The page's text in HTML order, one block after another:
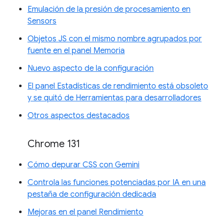
Emulación de la presión de procesamiento en
Sensors
Objetos JS con el mismo nombre agrupados por
fuente en el panel Memoria
Nuevo aspecto de la configuración
El panel Estadísticas de rendimiento está obsoleto
y se quitó de Herramientas para desarrolladores
Otros aspectos destacados
Chrome 131
Cómo depurar CSS con Gemini
Controla las funciones potenciadas por IA en una
pestaña de configuración dedicada
Mejoras en el panel Rendimiento